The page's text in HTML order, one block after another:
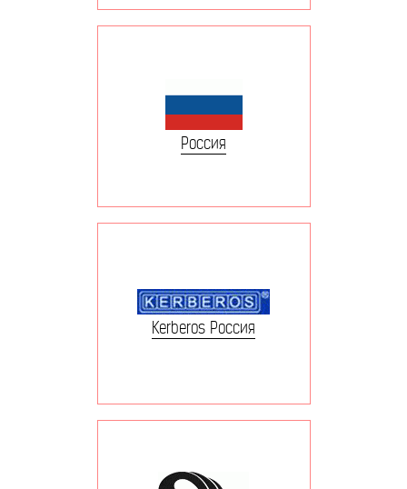
Россия
Kerberos Россия